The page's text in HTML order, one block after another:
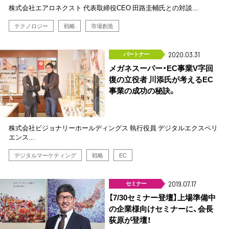
株式会社エアロネクスト 代表取締役CEO 田路圭輔氏との対談...
テクノロジー 戦略 市場創造
パートナー 2020.03.31
メガネスーパー・EC事業V字回
復の立役者 川添氏が考えるEC
事業の成功の秘訣。
株式会社ビジョナリーホールディングス 執行役員 デジタルエクスペリ
エンス...
デジタルマーケティング 戦略 EC
セミナー 2019.07.17
【7/30セミナー登壇】上場準備中
の企業様向けセミナーに、会長
荻原が登壇！